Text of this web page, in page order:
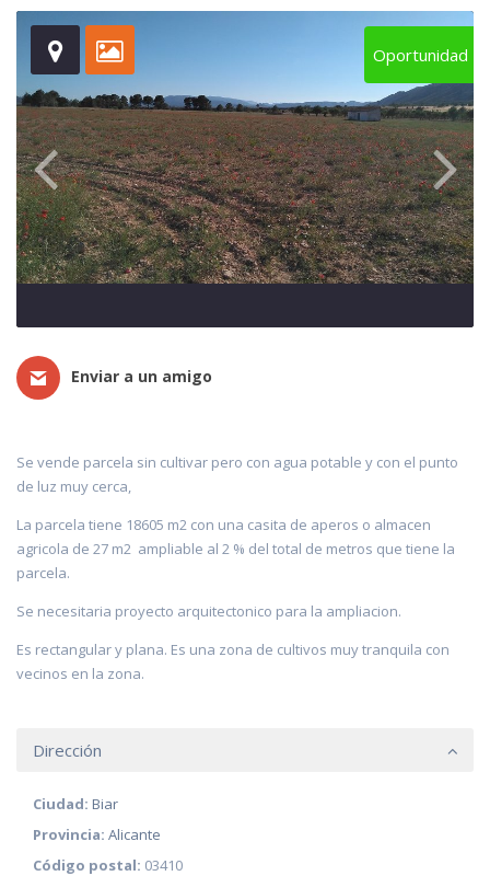
Oportunidad
Enviar a un amigo
Se vende parcela sin cultivar pero con agua potable y con el punto
de luz muy cerca,
La parcela tiene 18605 m2 con una casita de aperos o almacen
agricola de 27 m2 ampliable al 2 % del total de metros que tiene la
parcela.
Se necesitaria proyecto arquitectonico para la ampliacion.
Es rectangular y plana. Es una zona de cultivos muy tranquila con
vecinos en la zona.
Dirección
Ciudad: Biar
Provincia: Alicante
Código postal: 03410